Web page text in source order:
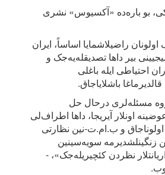
بو باره‌ده «آکسیوس» نشری
اولونان راضیلاشمایا اساساً، ایران
بیر داها تصدیقله‌یه‌جک و
احتیاطی ایله باغلی
قالدیرماغا باشلایاجاق.
مسئله‌لری درحال حل
اونلار آیریجا، داها اطراف‌لی
اولوناجاق و ب.ام.ت-نین نظارتی
زنگینلشدیرمه سویه‌سینین
نظردن کئچیریله‌جک»، -